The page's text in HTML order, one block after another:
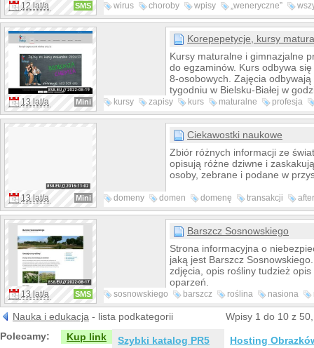
12 lat/a SMS wirus choroby wpisy „weneryczne”
wenerycznezobacz
weneryczne chorób
13 lat/a Mini
Korepepetycje, kursy
Kursy maturalne i gimnazjalne
do egzaminów. Kurs odbywa
8-osobowych. Zajęcia odbywają
tygodniu w Bielsku-Białej w
popołudniowych (dzień
Cena brutto jednego
maturzystów (120 minut) wynosi
a gimnazjalistów (90 minut) od
Opłata za kurs jest ponoszona
miesiąc i zależy od ilości
do 31 sierpnia 2014 r., lecz do
można się dopisać.
kursy zapisy kurs maturalne
profesja
matematyka
poziom
13 lat/a Mini
Ciekawostki naukowe
Zbiór różnych informacji ze
opisują różne dziwne i
osoby, zebrane i podane w
domeny domen domenę transakcji
będziesz
potwierdzić newlook
13 lat/a SMS
Barszcz Sosnowskiego
Strona informacyjna o
jaką jest Barszcz
zdjęcia, opis rośliny tudzież
oparzeń.
sosnowskiego barszcz roślina nasiona
zwalczanie
roku wzrostu
Nauka i edukacja - lista podkategorii
Wpisy 1 do 10 z
Polecamy:
Kup link
Szybki katalog PR5
Hosting